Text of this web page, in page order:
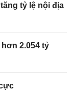
tỷ lệ nội địa
2.054 tỷ